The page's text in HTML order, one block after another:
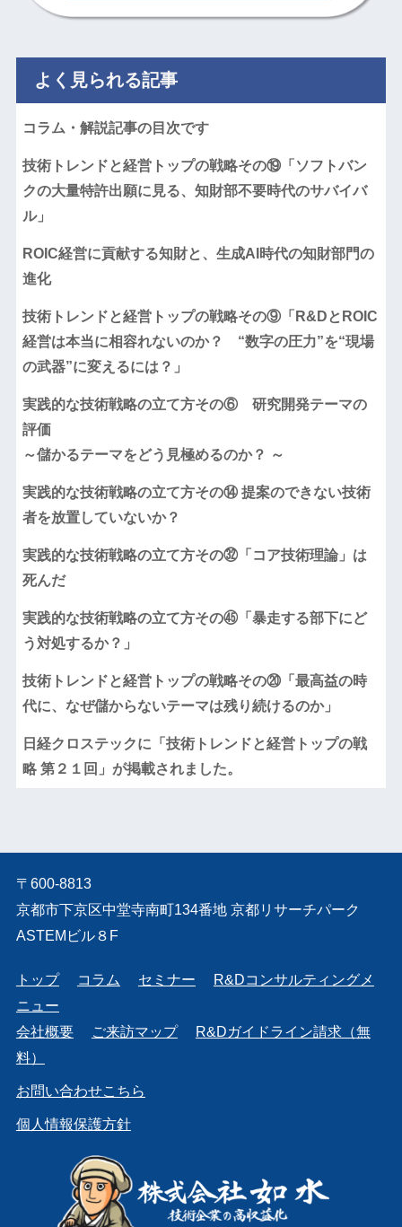
よく見られる記事
コラム・解説記事の目次です
技術トレンドと経営トップの戦略その⑲「ソフトバン
クの大量特許出願に見る、知財部不要時代のサバイバ
ル」
ROIC経営に貢献する知財と、生成AI時代の知財部門の
進化
技術トレンドと経営トップの戦略その⑨「R&DとROIC
経営は本当に相容れないのか？ “数字の圧力”を“現場
の武器”に変えるには？」
実践的な技術戦略の立て方その⑥ 研究開発テーマの
評価
～儲かるテーマをどう見極めるのか？ ～
実践的な技術戦略の立て方その⑭ 提案のできない技術
者を放置していないか？
実践的な技術戦略の立て方その㉜「コア技術理論」は
死んだ
実践的な技術戦略の立て方その㊺「暴走する部下にど
う対処するか？」
技術トレンドと経営トップの戦略その⑳「最高益の時
代に、なぜ儲からないテーマは残り続けるのか」
日経クロステックに「技術トレンドと経営トップの戦
略 第２１回」が掲載されました。
〒600-8813
京都市下京区中堂寺南町134番地 京都リサーチパーク
ASTEMビル８F
トップ コラム セミナー
R&Dコンサルティングメ
ニュー
会社概要
ご来訪マップ
R&Dガイドライン請求（無
料）
お問い合わせこちら
個人情報保護方針